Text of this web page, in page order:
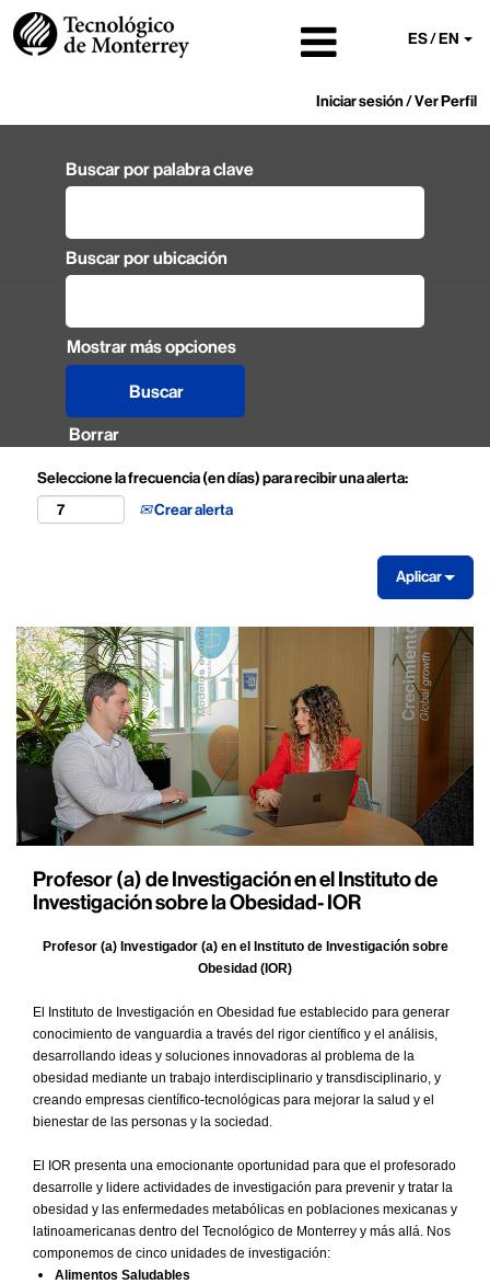
ES / EN
Iniciar sesión / Ver Perfil
Buscar por palabra clave
Buscar por ubicación
Mostrar más opciones
Borrar
Seleccione la frecuencia (en días) para recibir una alerta:
Crear alerta
Aplicar
Profesor (a) de Investigación en el Instituto de
Investigación sobre la Obesidad- IOR
Profesor (a) Investigador (a) en el Instituto de Investigación sobre
Obesidad (IOR)
El Instituto de Investigación en Obesidad fue establecido para generar
conocimiento de vanguardia a través del rigor científico y el análisis,
desarrollando ideas y soluciones innovadoras al problema de la
obesidad mediante un trabajo interdisciplinario y transdisciplinario, y
creando empresas científico-tecnológicas para mejorar la salud y el
bienestar de las personas y la sociedad.
El IOR presenta una emocionante oportunidad para que el profesorado
desarrolle y lidere actividades de investigación para prevenir y tratar la
obesidad y las enfermedades metabólicas en poblaciones mexicanas y
latinoamericanas dentro del Tecnológico de Monterrey y más allá. Nos
componemos de cinco unidades de investigación:
Alimentos Saludables